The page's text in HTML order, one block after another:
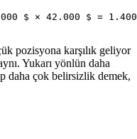
$ × 42.000 $ =
pozisyona karşılık geliyor
Yukarı yönlün daha
daha çok belirsizlik demek,